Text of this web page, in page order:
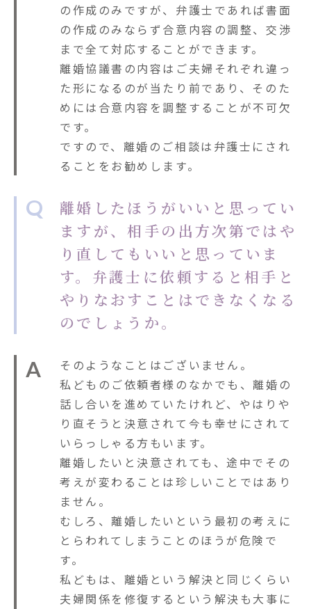
の作成のみですが、弁護士であれば書面
の作成のみならず合意内容の調整、交渉
まで全て対応することができます。
離婚協議書の内容はご夫婦それぞれ違っ
た形になるのが当たり前であり、そのた
めには合意内容を調整することが不可欠
です。
ですので、離婚のご相談は弁護士にされ
ることをお勧めします。
Q
離婚したほうがいいと思ってい
ますが、相手の出方次第ではや
り直してもいいと思っていま
す。弁護士に依頼すると相手と
やりなおすことはできなくなる
のでしょうか。
A
そのようなことはございません。
私どものご依頼者様のなかでも、離婚の
話し合いを進めていたけれど、やはりや
り直そうと決意されて今も幸せにされて
いらっしゃる方もいます。
離婚したいと決意されても、途中でその
考えが変わることは珍しいことではあり
ません。
むしろ、離婚したいという最初の考えに
とらわれてしまうことのほうが危険で
す。
私どもは、離婚という解決と同じくらい
夫婦関係を修復するという解決も大事に